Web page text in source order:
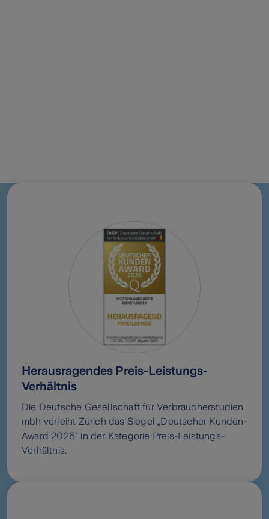
Herausragendes Preis-Leistungs-
Verhältnis
Die Deutsche Gesellschaft für Verbraucherstudien
mbh verleiht Zurich das Siegel „Deutscher Kunden-
Award 2026“ in der Kategorie Preis-Leistungs-
Verhältnis.